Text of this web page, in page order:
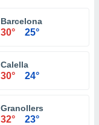
Barcelona
30° 25°
Calella
30° 24°
Granollers
32° 23°